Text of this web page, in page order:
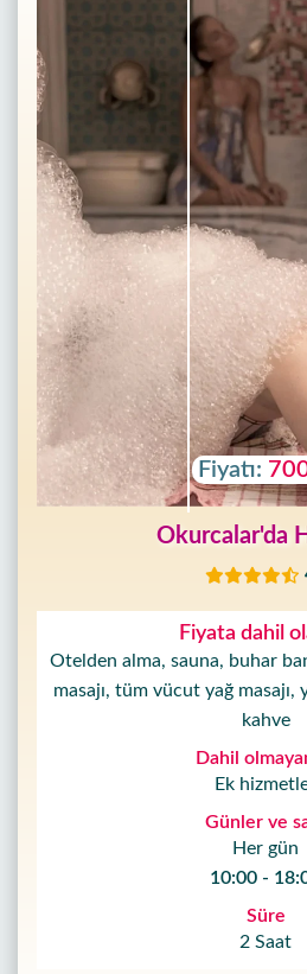
Fiyatı:
Okurcalar'da
Fiyata dahil
Otelden alma, sauna, buhar
masajı, tüm vücut yağ masajı,
kahve
Dahil
Ek
Günler ve
Her gün
10:00 -
Süre
2 Saat